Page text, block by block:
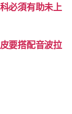
必須有助未上
要搭配音波拉